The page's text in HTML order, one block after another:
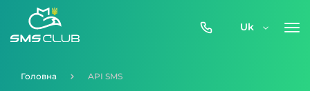
0800-
Uk
Головна API SMS